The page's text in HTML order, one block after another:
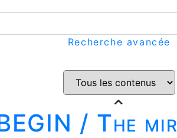
Recherche avancée
/ The